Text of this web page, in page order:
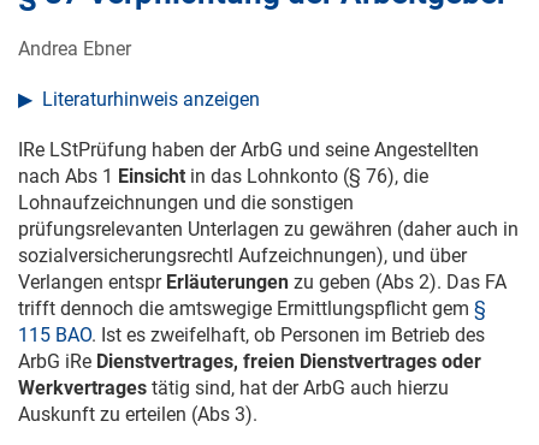
Andrea Ebner
Literaturhinweis anzeigen
IRe LStPrüfung haben der ArbG und seine Angestellten
nach Abs 1 Einsicht in das Lohnkonto (§ 76), die
Lohnaufzeichnungen und die sonstigen
prüfungsrelevanten Unterlagen zu gewähren (daher auch in
sozialversicherungsrechtl Aufzeichnungen), und über
Verlangen entspr Erläuterungen zu geben (Abs 2). Das FA
trifft dennoch die amtswegige Ermittlungspflicht gem §
115 BAO. Ist es zweifelhaft, ob Personen im Betrieb des
ArbG iRe Dienstvertrages, freien Dienstvertrages oder
Werkvertrages tätig sind, hat der ArbG auch hierzu
Auskunft zu erteilen (Abs 3).